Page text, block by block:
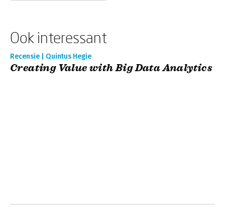
Ook interessant
Recensie | Quintus Hegie
Creating Value with Big Data Analytics